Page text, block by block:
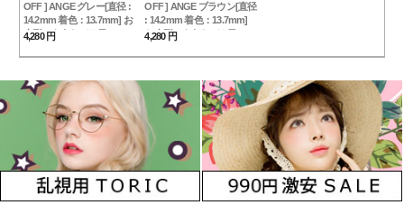
OFF ] ANGE グレー[直径 :
14.2mm 着色：13.7mm] お
人形のようなデカ目Gray
4,280 円
OFF ] ANGE ブラウン[直径
: 14.2mm 着色：13.7mm]
お人形のようなデカ目
4,280 円